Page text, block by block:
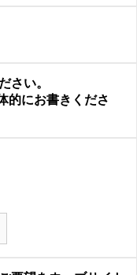
さい。
的にお書きくださ